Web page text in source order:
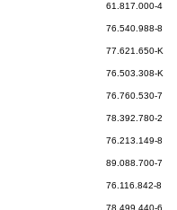
61.817.000-4
76.540.988-8
77.621.650-K
76.503.308-K
76.760.530-7
78.392.780-2
76.213.149-8
89.088.700-7
76.116.842-8
78.499.440-6